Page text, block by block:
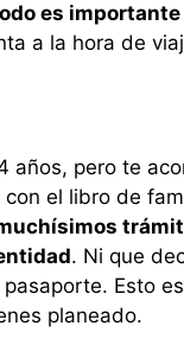
es
a la hora de
años, pero te
el libro de
. Ni que
Esto
planeado.